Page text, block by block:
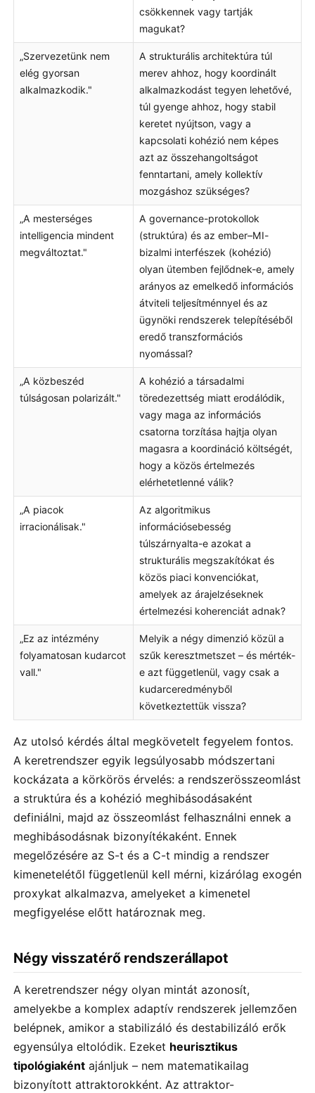
csökkennek vagy tartják
magukat?
„Szervezetünk nem
elég gyorsan
alkalmazkodik."
A strukturális architektúra túl
merev ahhoz, hogy koordinált
alkalmazkodást tegyen lehetővé,
túl gyenge ahhoz, hogy stabil
keretet nyújtson, vagy a
kapcsolati kohézió nem képes
azt az összehangoltságot
fenntartani, amely kollektív
mozgáshoz szükséges?
„A mesterséges
intelligencia mindent
megváltoztat."
A governance-protokollok
(struktúra) és az ember–MI-
bizalmi interfészek (kohézió)
olyan ütemben fejlődnek-e, amely
arányos az emelkedő információs
átviteli teljesítménnyel és az
ügynöki rendszerek telepítéséből
eredő transzformációs
nyomással?
„A közbeszéd
túlságosan polarizált."
A kohézió a társadalmi
töredezettség miatt erodálódik,
vagy maga az információs
csatorna torzítása hajtja olyan
magasra a koordináció költségét,
hogy a közös értelmezés
elérhetetlenné válik?
„A piacok
irracionálisak."
Az algoritmikus
információsebesség
túlszárnyalta-e azokat a
strukturális megszakítókat és
közös piaci konvenciókat,
amelyek az árajelzéseknek
értelmezési koherenciát adnak?
„Ez az intézmény
folyamatosan kudarcot
vall."
Melyik a négy dimenzió közül a
szűk keresztmetszet – és mérték-
e azt függetlenül, vagy csak a
kudarceredményből
következtettük vissza?
Az utolsó kérdés által megkövetelt fegyelem fontos.
A keretrendszer egyik legsúlyosabb módszertani
kockázata a körkörös érvelés: a rendszerösszeomlást
a struktúra és a kohézió meghibásodásaként
definiálni, majd az összeomlást felhasználni ennek a
meghibásodásnak bizonyítékaként. Ennek
megelőzésére az S-t és a C-t mindig a rendszer
kimenetelétől függetlenül kell mérni, kizárólag exogén
proxykat alkalmazva, amelyeket a kimenetel
megfigyelése előtt határoznak meg.
Négy visszatérő rendszerállapot
A keretrendszer négy olyan mintát azonosít,
amelyekbe a komplex adaptív rendszerek jellemzően
belépnek, amikor a stabilizáló és destabilizáló erők
egyensúlya eltolódik. Ezeket heurisztikus
tipológiaként ajánljuk – nem matematikailag
bizonyított attraktorokként. Az attraktor-